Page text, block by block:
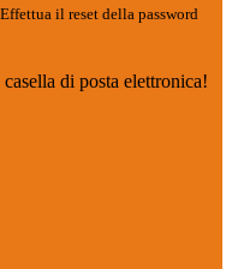
il reset della password
di posta elettronica!